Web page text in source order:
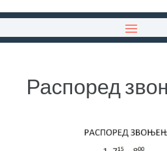
Распоред